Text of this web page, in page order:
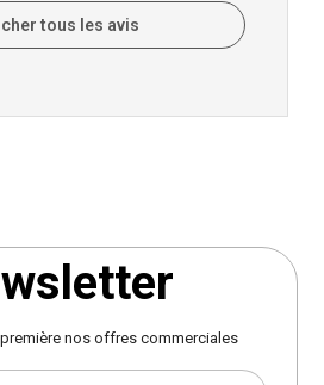
tous les avis
nos offres commerciales